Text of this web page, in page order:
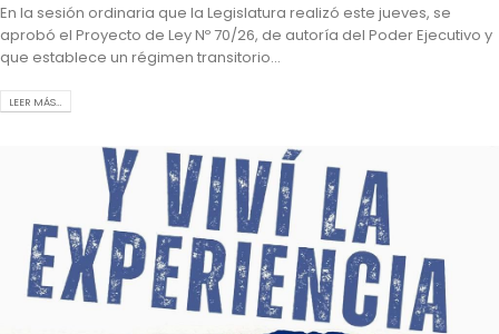
En la sesión ordinaria que la Legislatura realizó este jueves, se
aprobó el Proyecto de Ley Nº 70/26, de autoría del Poder Ejecutivo y
que establece un régimen transitorio...
LEER MÁS…